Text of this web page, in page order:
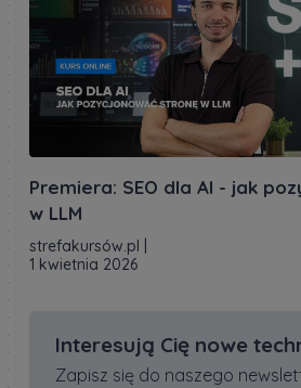
Premiera: SEO dla AI - jak
w LLM
strefakursów.pl
1 kwietnia 2026
Interesują Cię nowe
Zapisz się do naszego